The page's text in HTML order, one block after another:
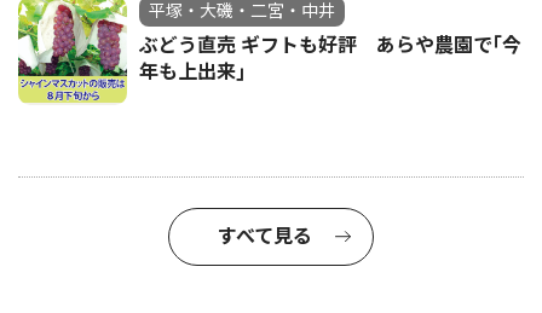
平塚・大磯・二宮・中井
ぶどう直売 ギフトも好評 あらや農園で｢今
年も上出来｣
すべて見る